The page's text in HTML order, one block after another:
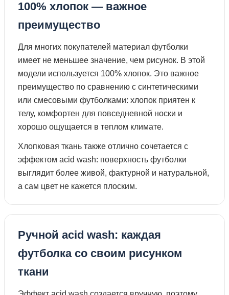
100% хлопок — важное
преимущество
Для многих покупателей материал футболки
имеет не меньшее значение, чем рисунок. В этой
модели используется 100% хлопок. Это важное
преимущество по сравнению с синтетическими
или смесовыми футболками: хлопок приятен к
телу, комфортен для повседневной носки и
хорошо ощущается в теплом климате.
Хлопковая ткань также отлично сочетается с
эффектом acid wash: поверхность футболки
выглядит более живой, фактурной и натуральной,
а сам цвет не кажется плоским.
Ручной acid wash: каждая
футболка со своим рисунком
ткани